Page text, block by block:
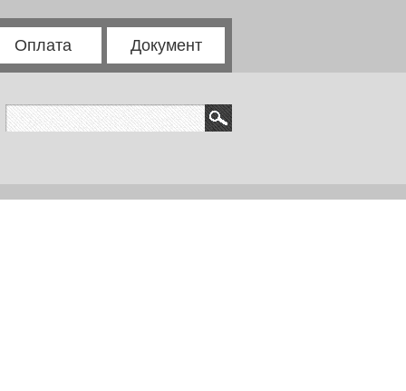
Оплата Документ